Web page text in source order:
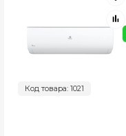
Код товара: 1021